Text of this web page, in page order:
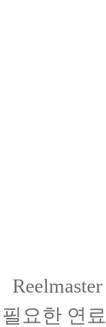
필요한 연료